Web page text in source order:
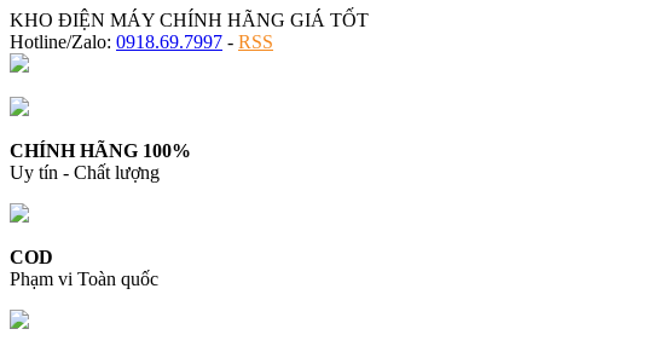
KHO ĐIỆN MÁY CHÍNH HÃNG GIÁ TỐT
Hotline/Zalo: 0918.69.7997 - RSS
CHÍNH HÃNG 100%
Uy tín - Chất lượng
COD
Phạm vi Toàn quốc